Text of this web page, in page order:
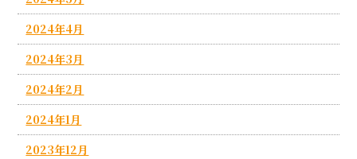
2024年4月
2024年3月
2024年2月
2024年1月
2023年12月